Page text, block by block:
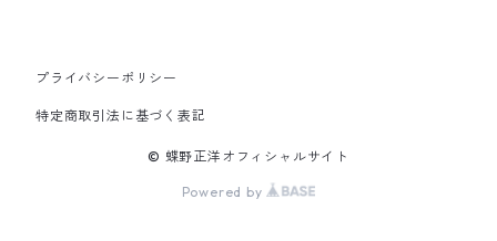
プライバシーポリシー
特定商取引法に基づく表記
© 蝶野正洋オフィシャルサイト
Powered by